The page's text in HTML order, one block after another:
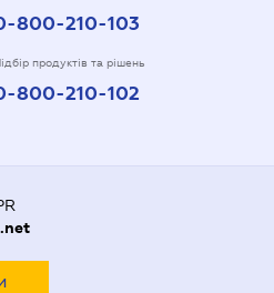
800-210-103
продуктів та рішень
800-210-102